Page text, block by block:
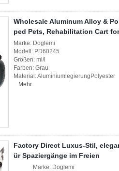
Wholesale Aluminum Alloy &
ped Pets, Rehabilitation Cart
Marke: Doglemi
Modell: PD60245
Größen: ml/l
Farben: Grau
Material: AluminiumlegierungPolyester
Mehr
Factory Direct Luxus-Stil,
ür Spaziergänge im Freien
Marke: Doglemi